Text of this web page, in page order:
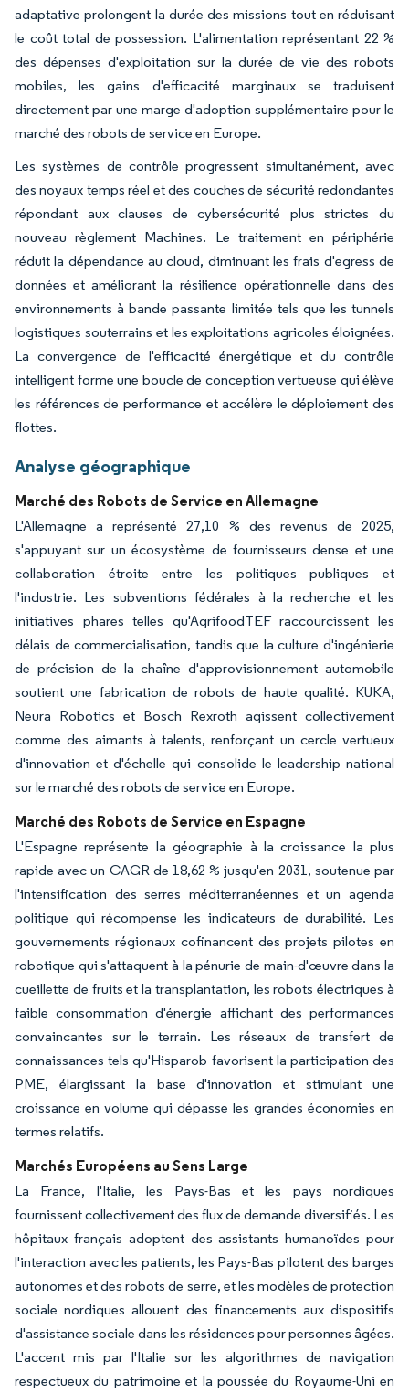
adaptative prolongent la durée des missions tout en réduisant
le coût total de possession. L'alimentation représentant 22 %
des dépenses d'exploitation sur la durée de vie des robots
mobiles, les gains d'efficacité marginaux se traduisent
directement par une marge d'adoption supplémentaire pour le
marché des robots de service en Europe.
Les systèmes de contrôle progressent simultanément, avec
des noyaux temps réel et des couches de sécurité redondantes
répondant aux clauses de cybersécurité plus strictes du
nouveau règlement Machines. Le traitement en périphérie
réduit la dépendance au cloud, diminuant les frais d'egress de
données et améliorant la résilience opérationnelle dans des
environnements à bande passante limitée tels que les tunnels
logistiques souterrains et les exploitations agricoles éloignées.
La convergence de l'efficacité énergétique et du contrôle
intelligent forme une boucle de conception vertueuse qui élève
les références de performance et accélère le déploiement des
flottes.
Analyse géographique
Marché des Robots de Service en Allemagne
L'Allemagne a représenté 27,10 % des revenus de 2025,
s'appuyant sur un écosystème de fournisseurs dense et une
collaboration étroite entre les politiques publiques et
l'industrie. Les subventions fédérales à la recherche et les
initiatives phares telles qu'AgrifoodTEF raccourcissent les
délais de commercialisation, tandis que la culture d'ingénierie
de précision de la chaîne d'approvisionnement automobile
soutient une fabrication de robots de haute qualité. KUKA,
Neura Robotics et Bosch Rexroth agissent collectivement
comme des aimants à talents, renforçant un cercle vertueux
d'innovation et d'échelle qui consolide le leadership national
sur le marché des robots de service en Europe.
Marché des Robots de Service en Espagne
L'Espagne représente la géographie à la croissance la plus
rapide avec un CAGR de 18,62 % jusqu'en 2031, soutenue par
l'intensification des serres méditerranéennes et un agenda
politique qui récompense les indicateurs de durabilité. Les
gouvernements régionaux cofinancent des projets pilotes en
robotique qui s'attaquent à la pénurie de main-d'œuvre dans la
cueillette de fruits et la transplantation, les robots électriques à
faible consommation d'énergie affichant des performances
convaincantes sur le terrain. Les réseaux de transfert de
connaissances tels qu'Hisparob favorisent la participation des
PME, élargissant la base d'innovation et stimulant une
croissance en volume qui dépasse les grandes économies en
termes relatifs.
Marchés Européens au Sens Large
La France, l'Italie, les Pays-Bas et les pays nordiques
fournissent collectivement des flux de demande diversifiés. Les
hôpitaux français adoptent des assistants humanoïdes pour
l'interaction avec les patients, les Pays-Bas pilotent des barges
autonomes et des robots de serre, et les modèles de protection
sociale nordiques allouent des financements aux dispositifs
d'assistance sociale dans les résidences pour personnes âgées.
L'accent mis par l'Italie sur les algorithmes de navigation
respectueux du patrimoine et la poussée du Royaume-Uni en